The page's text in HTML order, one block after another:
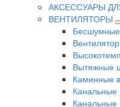
АКСЕССУАРЫ
ВЕНТИЛЯТОРЫ
Бесшумные
Вытяжные
Каминные
Канальные
Канальные